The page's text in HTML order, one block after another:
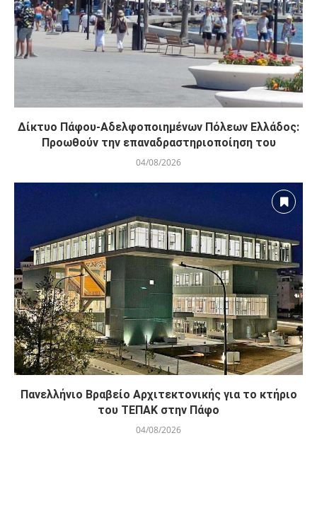
Δίκτυο Πάφου-Αδελφοποιημένων Πόλεων Ελλάδος:
Προωθούν την επαναδραστηριοποίηση του
04/08/2026
Πανελλήνιο Βραβείο Αρχιτεκτονικής για το κτήριο
του ΤΕΠΑΚ στην Πάφο
04/08/2026